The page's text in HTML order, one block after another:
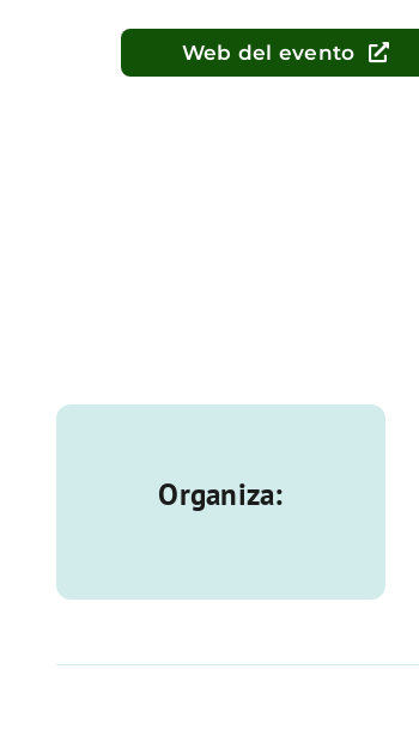
Web del evento
Organiza: